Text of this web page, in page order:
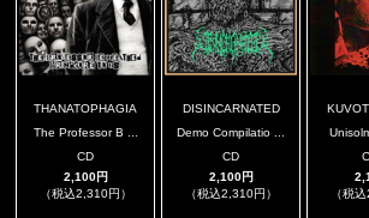
THANATOPHAGIA
The Professor B ...
CD
2,100円
（税込2,310円）
DISINCARNATED
Demo Compilatio ...
CD
2,100円
（税込2,310円）
（税